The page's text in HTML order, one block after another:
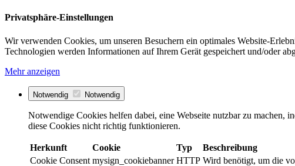
Privatsphäre-Einstellungen
Wir verwenden Cookies, um unseren Besuchern ein optimales Website-
Technologien werden Informationen auf Ihrem Gerät gespeichert und/oder
Mehr anzeigen
Notwendig Notwendig
Notwendige Cookies helfen dabei, eine Webseite nutzbar zu machen,
diese Cookies nicht richtig funktionieren.
Herkunft Cookie Typ Beschreibung
Cookie Consent mysign_cookiebanner HTTP Wird benötigt, um die